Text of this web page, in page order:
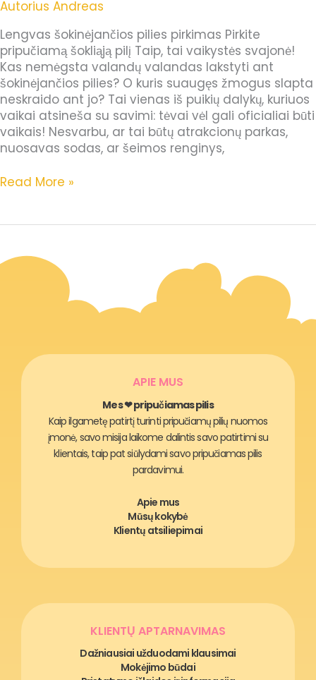
Autorius Andreas
Lengvas šokinėjančios pilies pirkimas Pirkite
pripučiamą šokliąją pilį Taip, tai vaikystės svajonė!
Kas nemėgsta valandų valandas lakstyti ant
šokinėjančios pilies? O kuris suaugęs žmogus slapta
neskraido ant jo? Tai vienas iš puikių dalykų, kuriuos
vaikai atsineša su savimi: tėvai vėl gali oficialiai būti
vaikais! Nesvarbu, ar tai būtų atrakcionų parkas,
nuosavas sodas, ar šeimos renginys,
Read More »
APIE MUS
Mes ❤ pripučiamas pilis
Kaip ilgametę patirtį turinti pripučiamų pilių nuomos
įmonė, savo misija laikome dalintis savo patirtimi su
klientais, taip pat siūlydami savo pripučiamas pilis
pardavimui.
Apie mus
Mūsų kokybė
Klientų atsiliepimai
KLIENTŲ APTARNAVIMAS
Dažniausiai užduodami klausimai
Mokėjimo būdai